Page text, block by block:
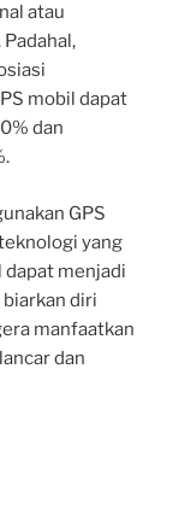
atau
mobil dapat
dan
GPS
yang
dapat menjadi
biarkan diri
manfaatkan
dan